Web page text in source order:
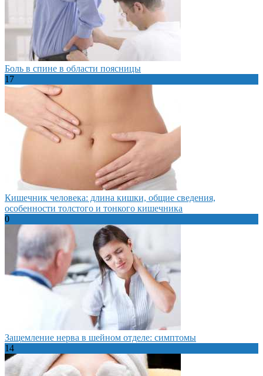
Боль в спине в области поясницы
17
Кишечник человека: длина кишки, общие сведения,
особенности толстого и тонкого кишечника
0
Защемление нерва в шейном отделе: симптомы
14